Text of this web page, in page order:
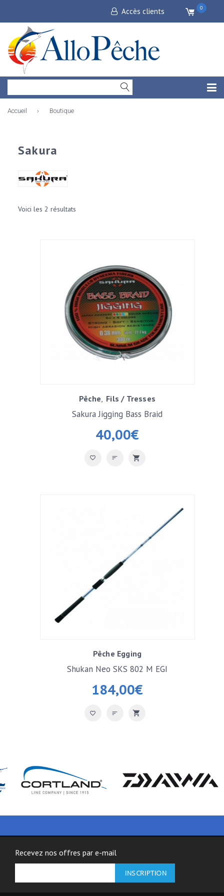
Accès clients 0
Accueil › Boutique
Sakura
Voici les 2 résultats
Pêche Fils / Tresses
40,00€
Sakura Jigging Bass Braid
Pêche Egging
184,00€
Shukan Neo SKS 802 M EGI
Recevez nos offres par e-mail